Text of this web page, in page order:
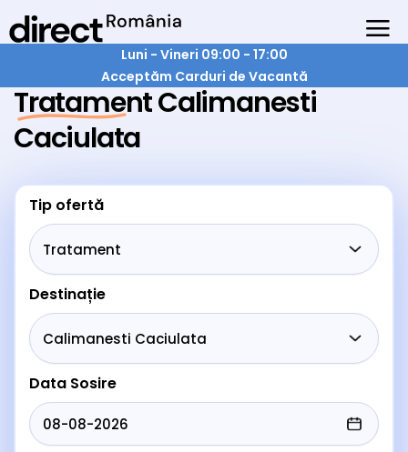
Luni - Vineri 09:00 - 17:00
Acceptăm Carduri de Vacantă
Tratament Calimanesti
Caciulata
Tip ofertă
Destinație
Data Sosire